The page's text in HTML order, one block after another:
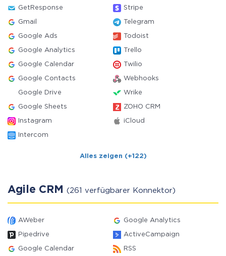
GetResponse Stripe
Gmail Telegram
Google Ads Todoist
Google Analytics Trello
Google Calendar Twilio
Google Contacts Webhooks
Google Drive Wrike
Google Sheets ZOHO CRM
Instagram iCloud
Intercom
Alles zeigen (+122)
Agile CRM (261 verfügbarer Konnektor)
AWeber Google Analytics
Pipedrive ActiveCampaign
Google Calendar RSS